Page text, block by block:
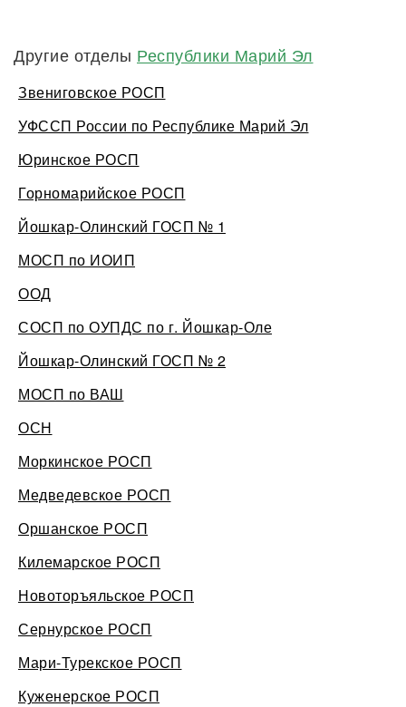
Другие отделы Республики Марий Эл
Звениговское РОСП
УФССП России по Республике Марий Эл
Юринское РОСП
Горномарийское РОСП
Йошкар-Олинский ГОСП № 1
МОСП по ИОИП
ООД
СОСП по ОУПДС по г. Йошкар-Оле
Йошкар-Олинский ГОСП № 2
МОСП по ВАШ
ОСН
Моркинское РОСП
Медведевское РОСП
Оршанское РОСП
Килемарское РОСП
Новоторъяльское РОСП
Сернурское РОСП
Мари-Турекское РОСП
Куженерское РОСП